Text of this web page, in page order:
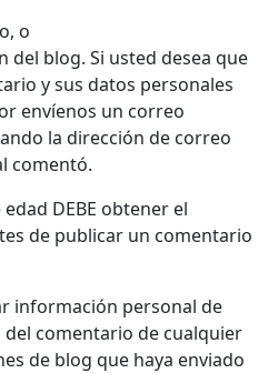
o
del blog. Si usted desea que
y sus datos personales
envíenos un correo
la dirección de correo
comentó.
DEBE obtener el
de publicar un comentario
información personal de
comentario de cualquier
de blog que haya enviado